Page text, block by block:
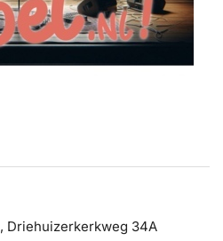
Driehuizerkerkweg 34A